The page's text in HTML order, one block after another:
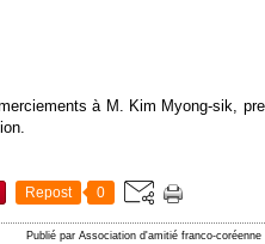
à M. Kim Myong-sik,
Repost 0
Publié par Association d'amitié franco-coréenne